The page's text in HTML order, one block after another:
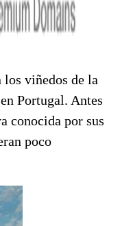
los viñedos de la
Portugal. Antes
conocida por sus
poco